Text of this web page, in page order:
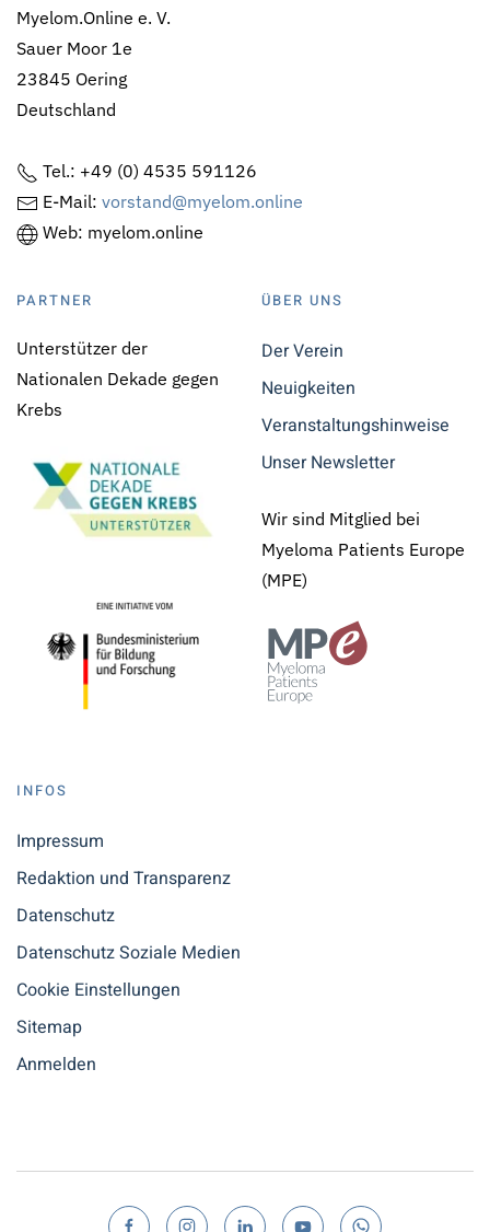
Myelom.Online e. V.
Sauer Moor 1e
23845 Oering
Deutschland
Tel.: +49 (0) 4535 591126
E-Mail: vorstand@myelom.online
Web: myelom.online
PARTNER
Unterstützer der
Nationalen Dekade gegen
Krebs
ÜBER UNS
Der Verein
Neuigkeiten
Veranstaltungshinweise
Unser Newsletter
Wir sind Mitglied bei
Myeloma Patients Europe
(MPE)
INFOS
Impressum
Redaktion und Transparenz
Datenschutz
Datenschutz Soziale Medien
Cookie Einstellungen
Sitemap
Anmelden